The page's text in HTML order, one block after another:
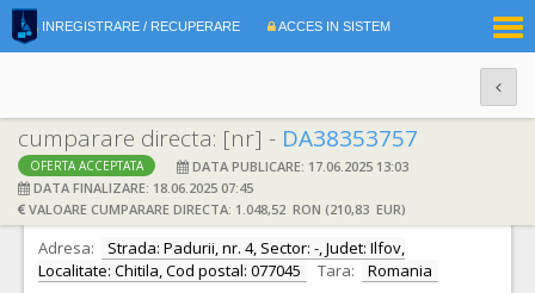
INREGISTRARE / RECUPERARE ACCES IN SISTEM
cumparare directa: [nr] - DA38353757
OFERTA ACCEPTATA
DATA PUBLICARE: 17.06.2025 13:03
DATA FINALIZARE: 18.06.2025 07:45
VALOARE CUMPARARE DIRECTA: 1.048,52 RON (210,83 EUR)
DATE IDENTIFICARE OFERTANT
Ofertant: S.C. DONA. LOGISTICA S.A. CIF: 3596251
Adresa:
Strada: Padurii, nr. 4, Sector: -, Judet: Ilfov,
Localitate: Chitila, Cod postal: 077045
Tara:
Romania